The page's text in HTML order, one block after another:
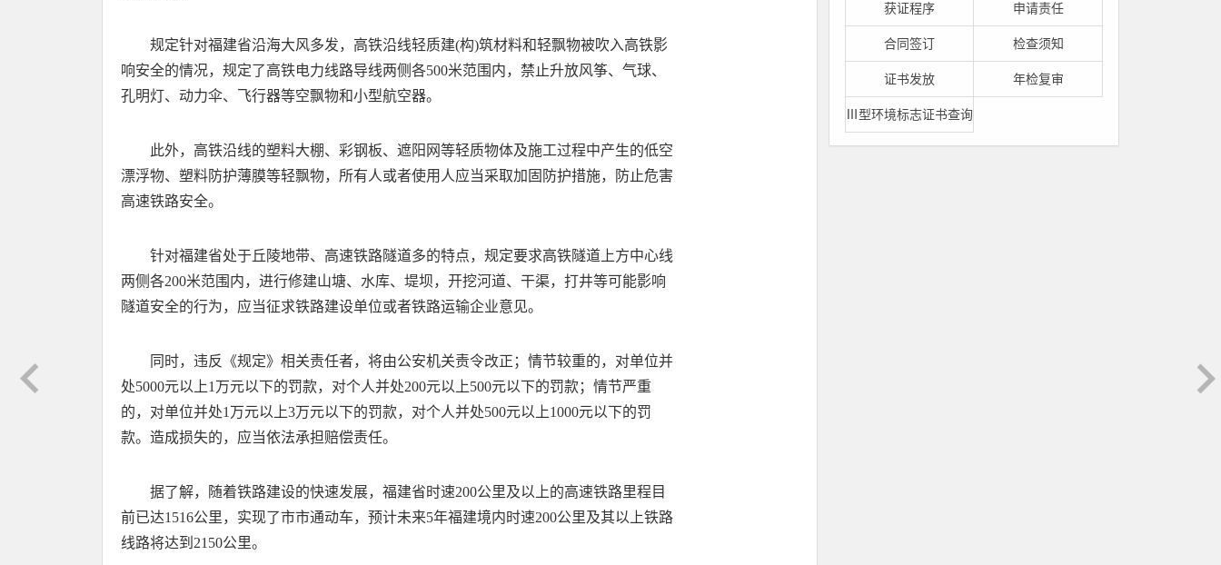
规定针对福建省沿海大风多发，高铁沿线轻质建(构)筑材料和轻飘物被吹入高铁影
响安全的情况，规定了高铁电力线路导线两侧各500米范围内，禁止升放风筝、气球、
孔明灯、动力伞、飞行器等空飘物和小型航空器。
此外，高铁沿线的塑料大棚、彩钢板、遮阳网等轻质物体及施工过程中产生的低空
漂浮物、塑料防护薄膜等轻飘物，所有人或者使用人应当采取加固防护措施，防止危害
高速铁路安全。
针对福建省处于丘陵地带、高速铁路隧道多的特点，规定要求高铁隧道上方中心线
两侧各200米范围内，进行修建山塘、水库、堤坝，开挖河道、干渠，打井等可能影响
隧道安全的行为，应当征求铁路建设单位或者铁路运输企业意见。
同时，违反《规定》相关责任者，将由公安机关责令改正；情节较重的，对单位并
处5000元以上1万元以下的罚款，对个人并处200元以上500元以下的罚款；情节严重
的，对单位并处1万元以上3万元以下的罚款，对个人并处500元以上1000元以下的罚
款。造成损失的，应当依法承担赔偿责任。
据了解，随着铁路建设的快速发展，福建省时速200公里及以上的高速铁路里程目
前已达1516公里，实现了市市通动车，预计未来5年福建境内时速200公里及其以上铁路
线路将达到2150公里。
获证程序 申请责任
合同签订 检查须知
证书发放 年检复审
Ⅲ型环境标志证书查询